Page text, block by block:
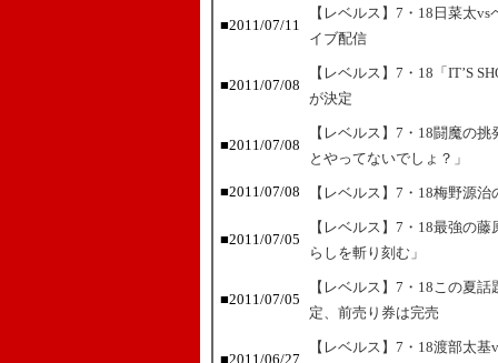
■2011/07/11
【レベルス】7・18日菜太
イブ配信
■2011/07/08
【レベルス】7・18「IT’S
が決定
■2011/07/08
【レベルス】7・18闘魔の
とやってないでしょ？」
■2011/07/08
【レベルス】7・18梅野源
■2011/07/05
【レベルス】7・18最強の
らしを斬り刻む」
■2011/07/05
【レベルス】7・18この夏
定、前売り券は完売
■2011/06/27
【レベルス】7・18渡部太